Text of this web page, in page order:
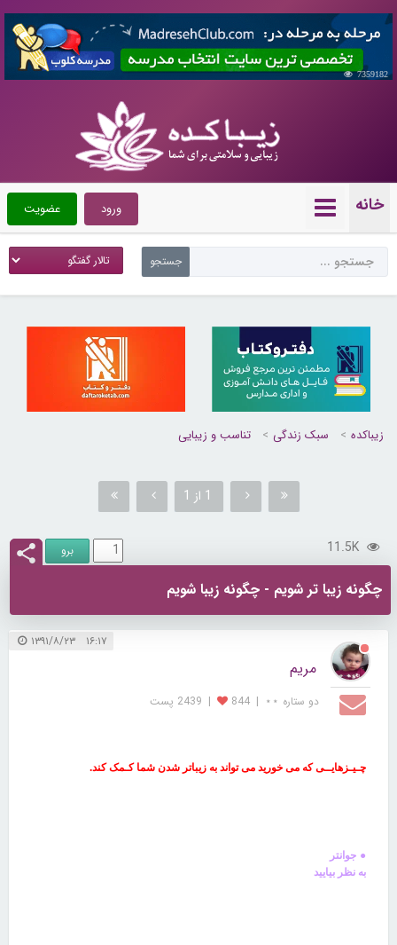
7359182
خانه عضویت ورود
زیباکده سبک زندگی تناسب و زیبایی
1 از 1
11.5K
چگونه زیبا تر شویم - چگونه زیبا شویم
۱۶:۱۷ ۱۳۹۱/۸/۲۳
مریم
دو ستاره ⋆⋆ |
844
| 2439 پست
چـیـزهایــی که می خورید می تواند به زیباتر شدن شما کـمک کند.
● جوانتر
به نظر بیایید